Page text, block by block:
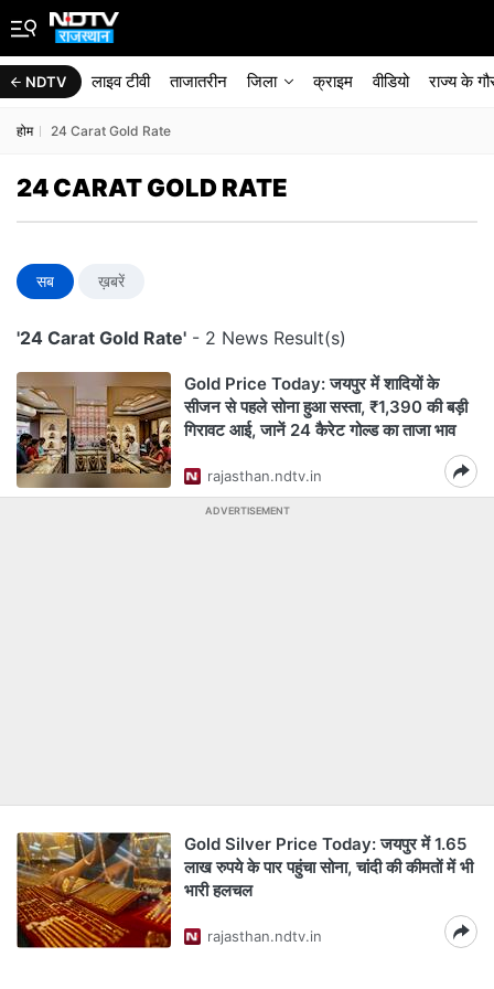
NDTV लाइव टीवी ताजातरीन जिला क्राइम वीडियो राज्‍य के
होम 24 Carat Gold Rate
24 CARAT GOLD RATE
सब ख़बरें
'24 Carat Gold Rate' - 2 News Result(s)
Gold Price Today: जयपुर में शादियों के
सीजन से पहले सोना हुआ सस्ता, ₹1,390 की बड़ी
गिरावट आई, जानें 24 कैरेट गोल्ड का ताजा भाव
rajasthan.ndtv.in
ADVERTISEMENT
Gold Silver Price Today: जयपुर में 1.65
लाख रुपये के पार पहुंचा सोना, चांदी की कीमतों में भी
भारी हलचल
rajasthan.ndtv.in